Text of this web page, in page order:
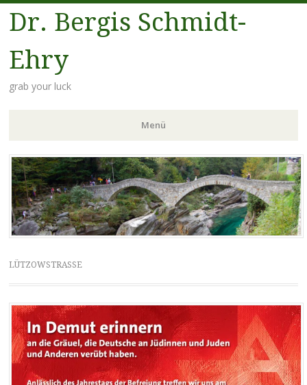
Dr. Bergis Schmidt-
Ehry
grab your luck
Menü
Zum
Inhalt
springen
LÜTZOWSTRASSE